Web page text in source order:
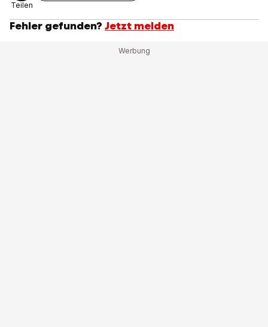
Teilen
Fehler gefunden? Jetzt melden